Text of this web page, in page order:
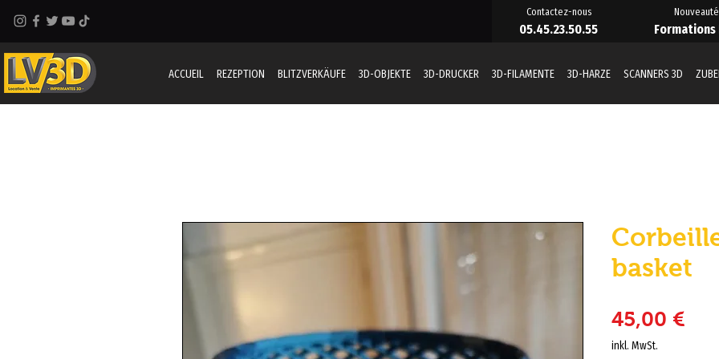
05.45.23.50.55
Contactez-nous
Formations
ACCUEIL REZEPTION BLITZVERKÄUFE 3D-OBJEKTE 3D-DRUCKER 3D-FILAMENTE 3D-HARZE SCANNERS 3D
basket
45,00 €
inkl. MwSt.